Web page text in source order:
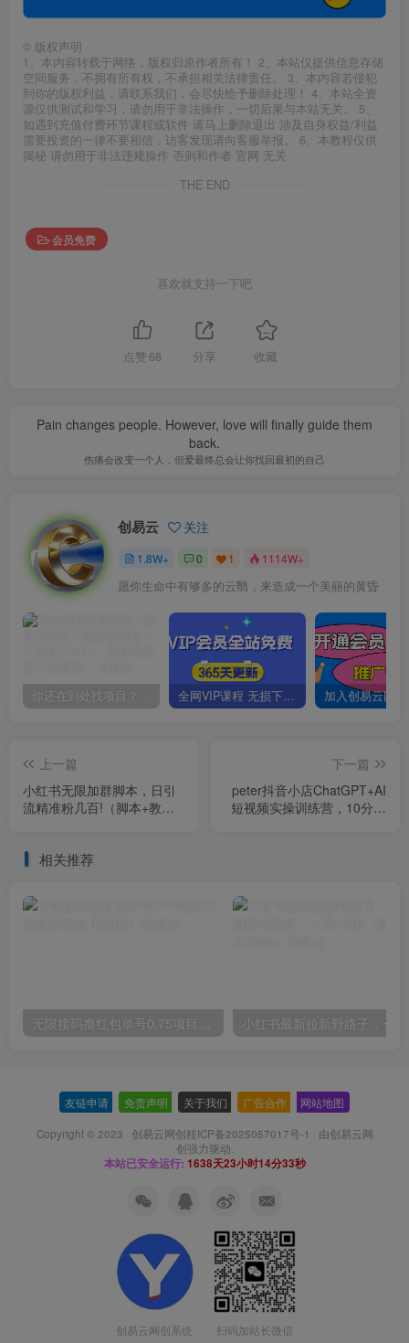
© 版权声明
1、本内容转载于网络，版权归原作者所有！ 2、本站仅提供信息存储
空间服务，不拥有所有权，不承担相关法律责任。 3、本内容若侵犯
到你的版权利益，请联系我们，会尽快给予删除处理！ 4、本站全资
源仅供测试和学习，请勿用于非法操作，一切后果与本站无关。 5、
如遇到充值付费环节课程或软件 请马上删除退出 涉及自身权益/利益
需要投资的一律不要相信，访客发现请向客服举报。 6、本教程仅供
揭秘 请勿用于非法违规操作 否则和作者 官网 无关
THE END
会员免费
喜欢就支持一下吧
点赞 68 分享 收藏
Pain changes people. However, love will finally guide them
back.
伤痛会改变一个人，但爱最终总会让你找回最初的自己
创易云 关注
1.8W+ 0 1 1114W+
愿你生命中有够多的云翳，来造成一个美丽的黄昏
你还在到处找项目？还在当韭菜？我靠卖项目一个月收入5万+，曾经我也是个失败者。 全网VIP课程 无损下载~
上一篇
小红书无限加群脚本，日引
流精准粉几百!（脚本+教
下一篇
peter抖音小店ChatGPT+AI
短视频实操训练营，10分钟
相关推荐
无限接码撸红包单号0.75项目无偿分享给你【揭秘】
友链申请 免责声明 关于我们 广告合作 网站地图
Copyright © 2023 · 创易云网创桂ICP备2025057017号-1 · 由创易云网
创强力驱动.
本站已安全运行: 1638天23小时14分34秒
创易云网创系统
扫码加站长微信